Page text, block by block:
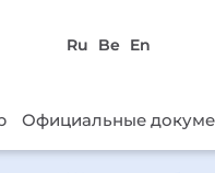
Ru Be En
Официальные